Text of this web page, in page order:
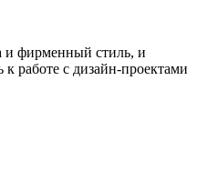
и фирменный стиль, и
к работе с дизайн-проектами